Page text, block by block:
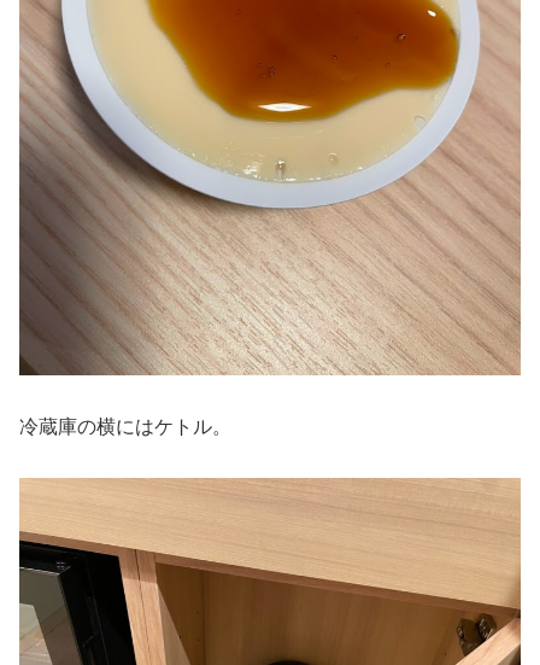
冷蔵庫の横にはケトル。